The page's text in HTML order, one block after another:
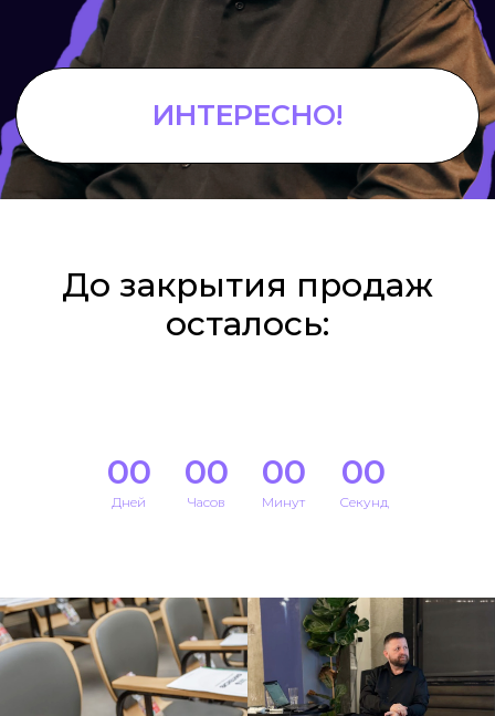
До закрытия продаж
осталось:
00
Дней
00
Часов
00
Минут
00
Секунд